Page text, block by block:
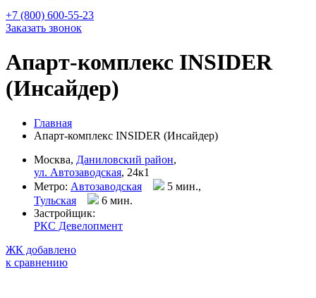
+7 (800) 600-55-23
Заказать звонок
Апарт-комплекс INSIDER
(Инсайдер)
Главная
Апарт-комплекс INSIDER (Инсайдер)
Москва, Даниловский район,
ул. Автозаводская, 24к1
Метро: Автозаводская
5 мин.,
Тульская
6 мин.
Застройщик:
РКС Девелопмент
ЖК добавлено
к сравнению